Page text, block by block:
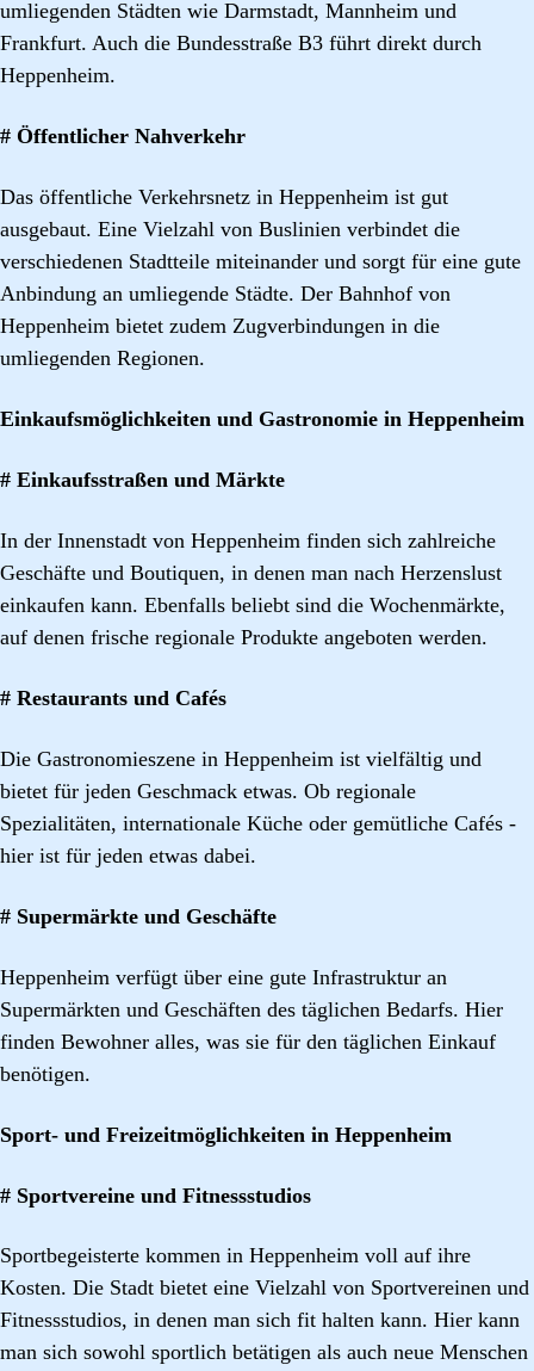
umliegenden Städten wie Darmstadt, Mannheim und
Frankfurt. Auch die Bundesstraße B3 führt direkt durch
Heppenheim.
# Öffentlicher Nahverkehr
Das öffentliche Verkehrsnetz in Heppenheim ist gut
ausgebaut. Eine Vielzahl von Buslinien verbindet die
verschiedenen Stadtteile miteinander und sorgt für eine gute
Anbindung an umliegende Städte. Der Bahnhof von
Heppenheim bietet zudem Zugverbindungen in die
umliegenden Regionen.
Einkaufsmöglichkeiten und Gastronomie in Heppenheim
# Einkaufsstraßen und Märkte
In der Innenstadt von Heppenheim finden sich zahlreiche
Geschäfte und Boutiquen, in denen man nach Herzenslust
einkaufen kann. Ebenfalls beliebt sind die Wochenmärkte,
auf denen frische regionale Produkte angeboten werden.
# Restaurants und Cafés
Die Gastronomieszene in Heppenheim ist vielfältig und
bietet für jeden Geschmack etwas. Ob regionale
Spezialitäten, internationale Küche oder gemütliche Cafés -
hier ist für jeden etwas dabei.
# Supermärkte und Geschäfte
Heppenheim verfügt über eine gute Infrastruktur an
Supermärkten und Geschäften des täglichen Bedarfs. Hier
finden Bewohner alles, was sie für den täglichen Einkauf
benötigen.
Sport- und Freizeitmöglichkeiten in Heppenheim
# Sportvereine und Fitnessstudios
Sportbegeisterte kommen in Heppenheim voll auf ihre
Kosten. Die Stadt bietet eine Vielzahl von Sportvereinen und
Fitnessstudios, in denen man sich fit halten kann. Hier kann
man sich sowohl sportlich betätigen als auch neue Menschen